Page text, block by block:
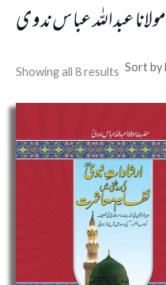
مولانا عبداللہ عباس ندوی
Showing all 8 results